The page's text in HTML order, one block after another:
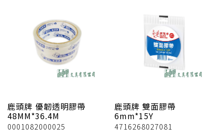
鹿頭牌 優韌透明膠帶
48MM*36.4M
0001082000025
鹿頭牌 雙面膠帶
6mm*15Y
4716268027081